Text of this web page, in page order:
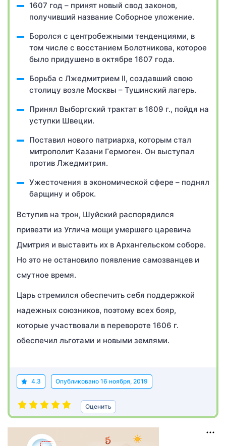
1607 год – принят новый свод законов,
получивший название Соборное уложение.
Боролся с центробежными тенденциями, в
том числе с восстанием Болотникова, которое
было придушено в октябре 1607 года.
Борьба с Лжедмитрием II, создавший свою
столицу возле Москвы – Тушинский лагерь.
Принял Выборгский трактат в 1609 г., пойдя на
уступки Швеции.
Поставил нового патриарха, которым стал
митрополит Казани Гермоген. Он выступал
против Лжедмитрия.
Ужесточения в экономической сфере – поднял
барщину и оброк.
Вступив на трон, Шуйский распорядился
привезти из Углича мощи умершего царевича
Дмитрия и выставить их в Архангельском соборе.
Но это не остановило появление самозванцев и
смутное время.
Царь стремился обеспечить себя поддержкой
надежных союзников, поэтому всех бояр,
которые участвовали в перевороте 1606 г.
обеспечил льготами и новыми землями.
4.3 Опубликовано 16 ноября, 2019
Оценить